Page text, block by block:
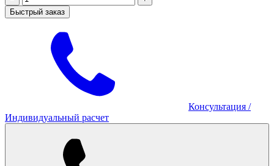
Быстрый заказ
Консультация /
Индивидуальный расчет